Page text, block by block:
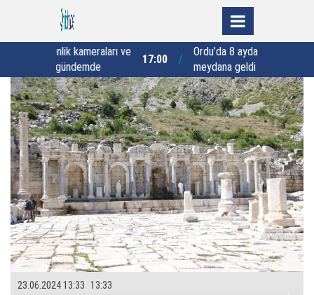
17:00
Ordu’da 8 ayda 106 patpat kazası
meydana geldi
13:33
23.06.2024 13:33